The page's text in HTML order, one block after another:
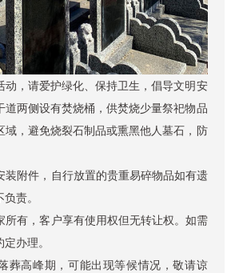
动，请爱护绿化、保持卫生，倡导文明安
道两侧设有焚烧桶，供焚烧少量祭祀物品
域，避免烧裂石制品或熏黑他人墓石，防
装附件，自行放置的贵重易碎物品如有遗
责。
所有，客户享有使用权但无转让权。如需
办理。
葬高峰期，可能出现等候情况，敬请谅